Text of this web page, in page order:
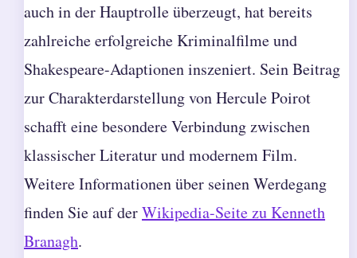
auch in der Hauptrolle überzeugt, hat bereits
zahlreiche erfolgreiche Kriminalfilme und
Shakespeare-Adaptionen inszeniert. Sein Beitrag
zur Charakterdarstellung von Hercule Poirot
schafft eine besondere Verbindung zwischen
klassischer Literatur und modernem Film.
Weitere Informationen über seinen Werdegang
finden Sie auf derWikipedia-Seite zu Kenneth
Branagh.